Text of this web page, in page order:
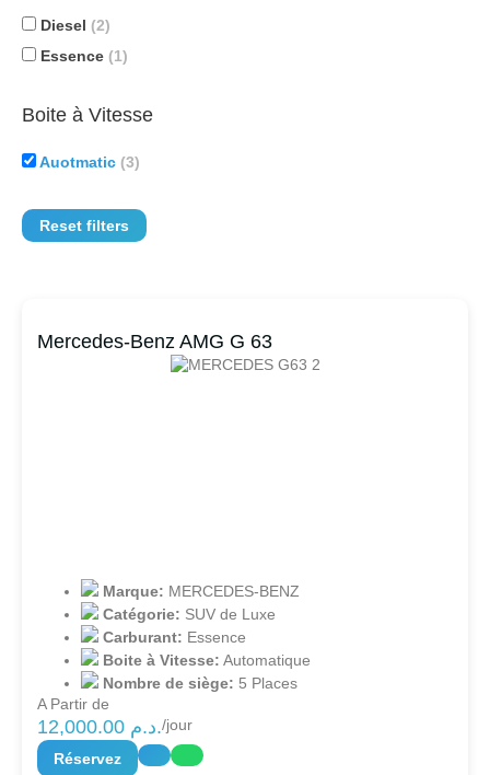
Diesel (2)
Essence (1)
Boite à Vitesse
Auotmatic (3)
Reset filters
Mercedes-Benz AMG G 63
Marque: MERCEDES-BENZ
Catégorie: SUV de Luxe
Carburant: Essence
Boite à Vitesse: Automatique
Nombre de siège: 5 Places
A Partir de
12,000.00 د.م./jour
Réservez